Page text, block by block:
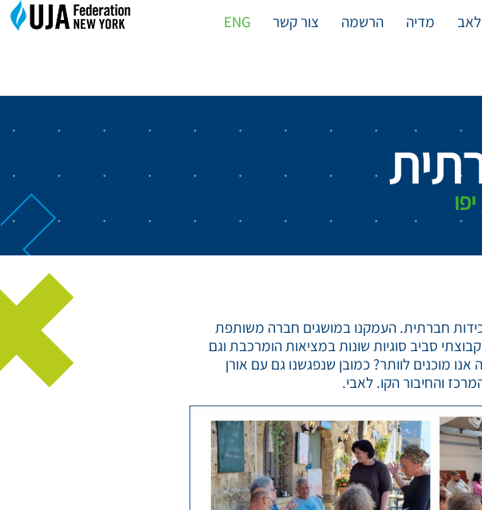
מדיה הרשמה צור קשר ENG
בנושא לכידות חברתית. העמקנו במושגים חברה משותפת
סביב סוגיות שונות במציאות הומרכבת וגם
מוכנים לוותר? כמובן שנפגשנו גם עם אורן